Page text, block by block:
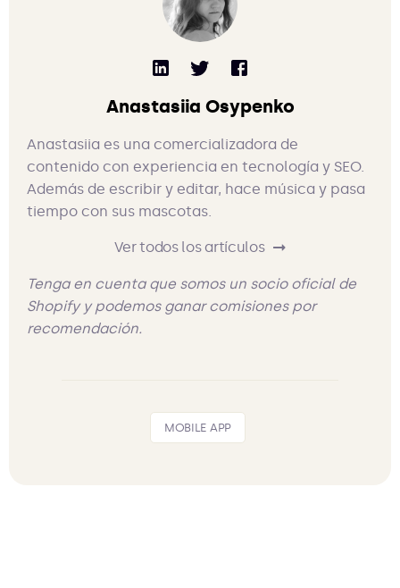
Anastasiia Osypenko
Anastasiia es una comercializadora de
contenido con experiencia en tecnología y SEO.
Además de escribir y editar, hace música y pasa
tiempo con sus mascotas.
Ver todos los artículos
Tenga en cuenta que somos un socio oficial de
Shopify y podemos ganar comisiones por
recomendación.
MOBILE APP